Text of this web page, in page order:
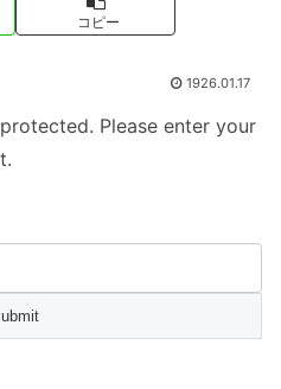
コピー
1926.01.17
Please enter your